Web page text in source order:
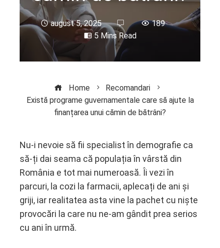
august 5, 2025
189
5 Mins Read
Home
Recomandari
Există programe guvernamentale care să ajute la
finanțarea unui cămin de bătrâni?
Nu-i nevoie să fii specialist în demografie ca
să-ți dai seama că populația în vârstă din
România e tot mai numeroasă. Îi vezi în
parcuri, la cozi la farmacii, aplecați de ani și
griji, iar realitatea asta vine la pachet cu niște
provocări la care nu ne-am gândit prea serios
cu ani în urmă.